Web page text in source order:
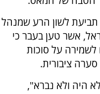
לשון הרע שמנהל
אשר טען בעבר כי
על סוכות
ציבורית.
היה ולא נברא",